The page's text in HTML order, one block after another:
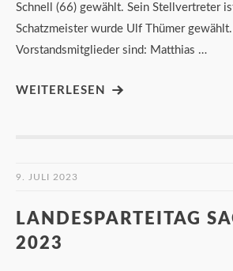
Schnell (66) gewählt. Sein Stellvertreter
Schatzmeister wurde Ulf Thümer
Vorstandsmitglieder sind: Matthias …
WEITERLESEN
9. JULI 2023
LANDESPARTEITAG
2023